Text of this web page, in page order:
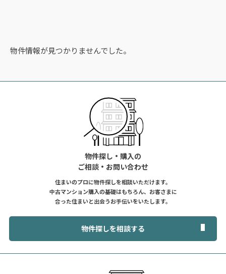
物件情報が見つかりませんでした。
物件探し・購入の
ご相談・お問い合わせ
住まいのプロに物件探しを相談いただけます。
中古マンション購入の基礎はもちろん、お客さまに
合った住まいと出会うお手伝いをいたします。
物件探しを相談する